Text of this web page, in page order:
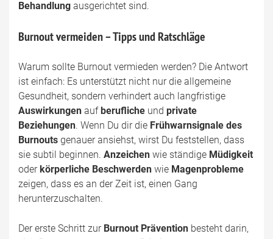
Behandlung ausgerichtet sind.
Burnout vermeiden – Tipps und Ratschläge
Warum sollte Burnout vermieden werden? Die Antwort
ist einfach: Es unterstützt nicht nur die allgemeine
Gesundheit, sondern verhindert auch langfristige
Auswirkungen aufberufliche und private
Beziehungen. Wenn Du dir die Frühwarnsignale des
Burnouts genauer ansiehst, wirst Du feststellen, dass
sie subtil beginnen. Anzeichen wie ständige Müdigkeit
oderkörperliche Beschwerden wie Magenprobleme
zeigen, dass es an der Zeit ist, einen Gang
herunterzuschalten.
Der erste Schritt zur Burnout Prävention besteht darin,